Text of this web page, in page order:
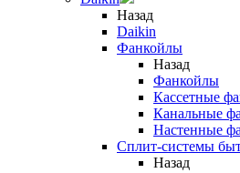
Назад
Daikin
Фанкойлы
Назад
Фанкойлы
Кассетные
Канальные
Настенные
Сплит-системы
Назад